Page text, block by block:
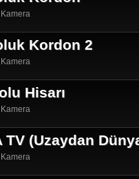
Kamera
Kordon 2
Kamera
Hisarı
Kamera
TV (Uzaydan
Kamera